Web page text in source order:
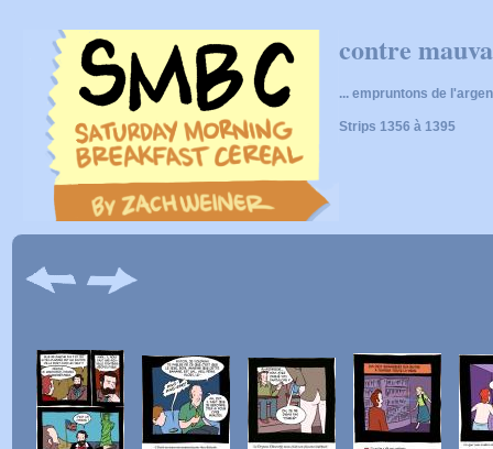
contre
... empruntons de
Strips 1356 à 1395